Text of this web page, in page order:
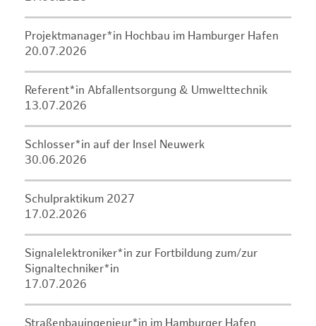
Projektmanager*in Hochbau im Hamburger Hafen
20.07.2026
Referent*in Abfallentsorgung & Umwelttechnik
13.07.2026
Schlosser*in auf der Insel Neuwerk
30.06.2026
Schulpraktikum 2027
17.02.2026
Signalelektroniker*in zur Fortbildung zum/zur
Signaltechniker*in
17.07.2026